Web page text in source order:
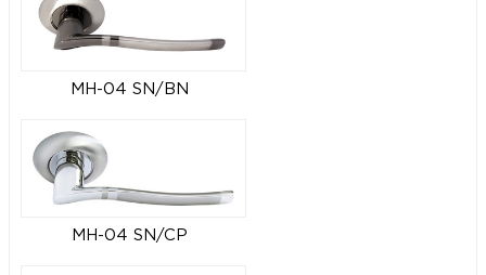
MH-04 SN/BN
MH-04 SN/CP